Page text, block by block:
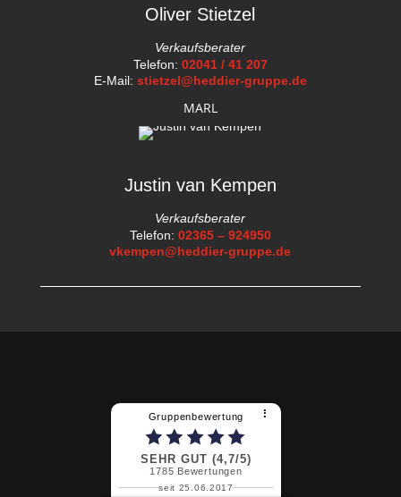
Oliver Stietzel
Verkaufsberater
Telefon: 02041 / 41 207
E-Mail: stietzel@heddier-gruppe.de
MARL
Justin van Kempen
Verkaufsberater
Telefon: 02365 – 924950
vkempen@heddier-gruppe.de
Gruppenbewertung ⠇
SEHR GUT (4,7/5)
1785 Bewertungen
seit 25.06.2017